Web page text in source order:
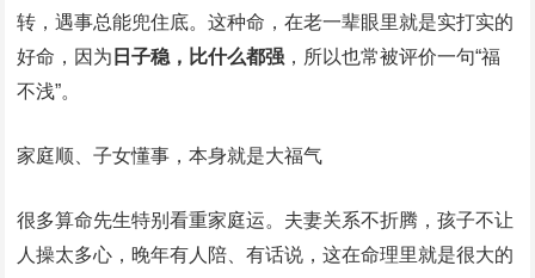
转，遇事总能兜住底。这种命，在老一辈眼里就是实打实的
好命，因为 日子稳，比什么都强 ，所以也常被评价一句“福
不浅”。
家庭顺、子女懂事，本身就是大福气
很多算命先生特别看重家庭运。夫妻关系不折腾，孩子不让
人操太多心，晚年有人陪、有话说，这在命理里就是很大的